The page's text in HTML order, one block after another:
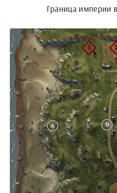
Граница империи